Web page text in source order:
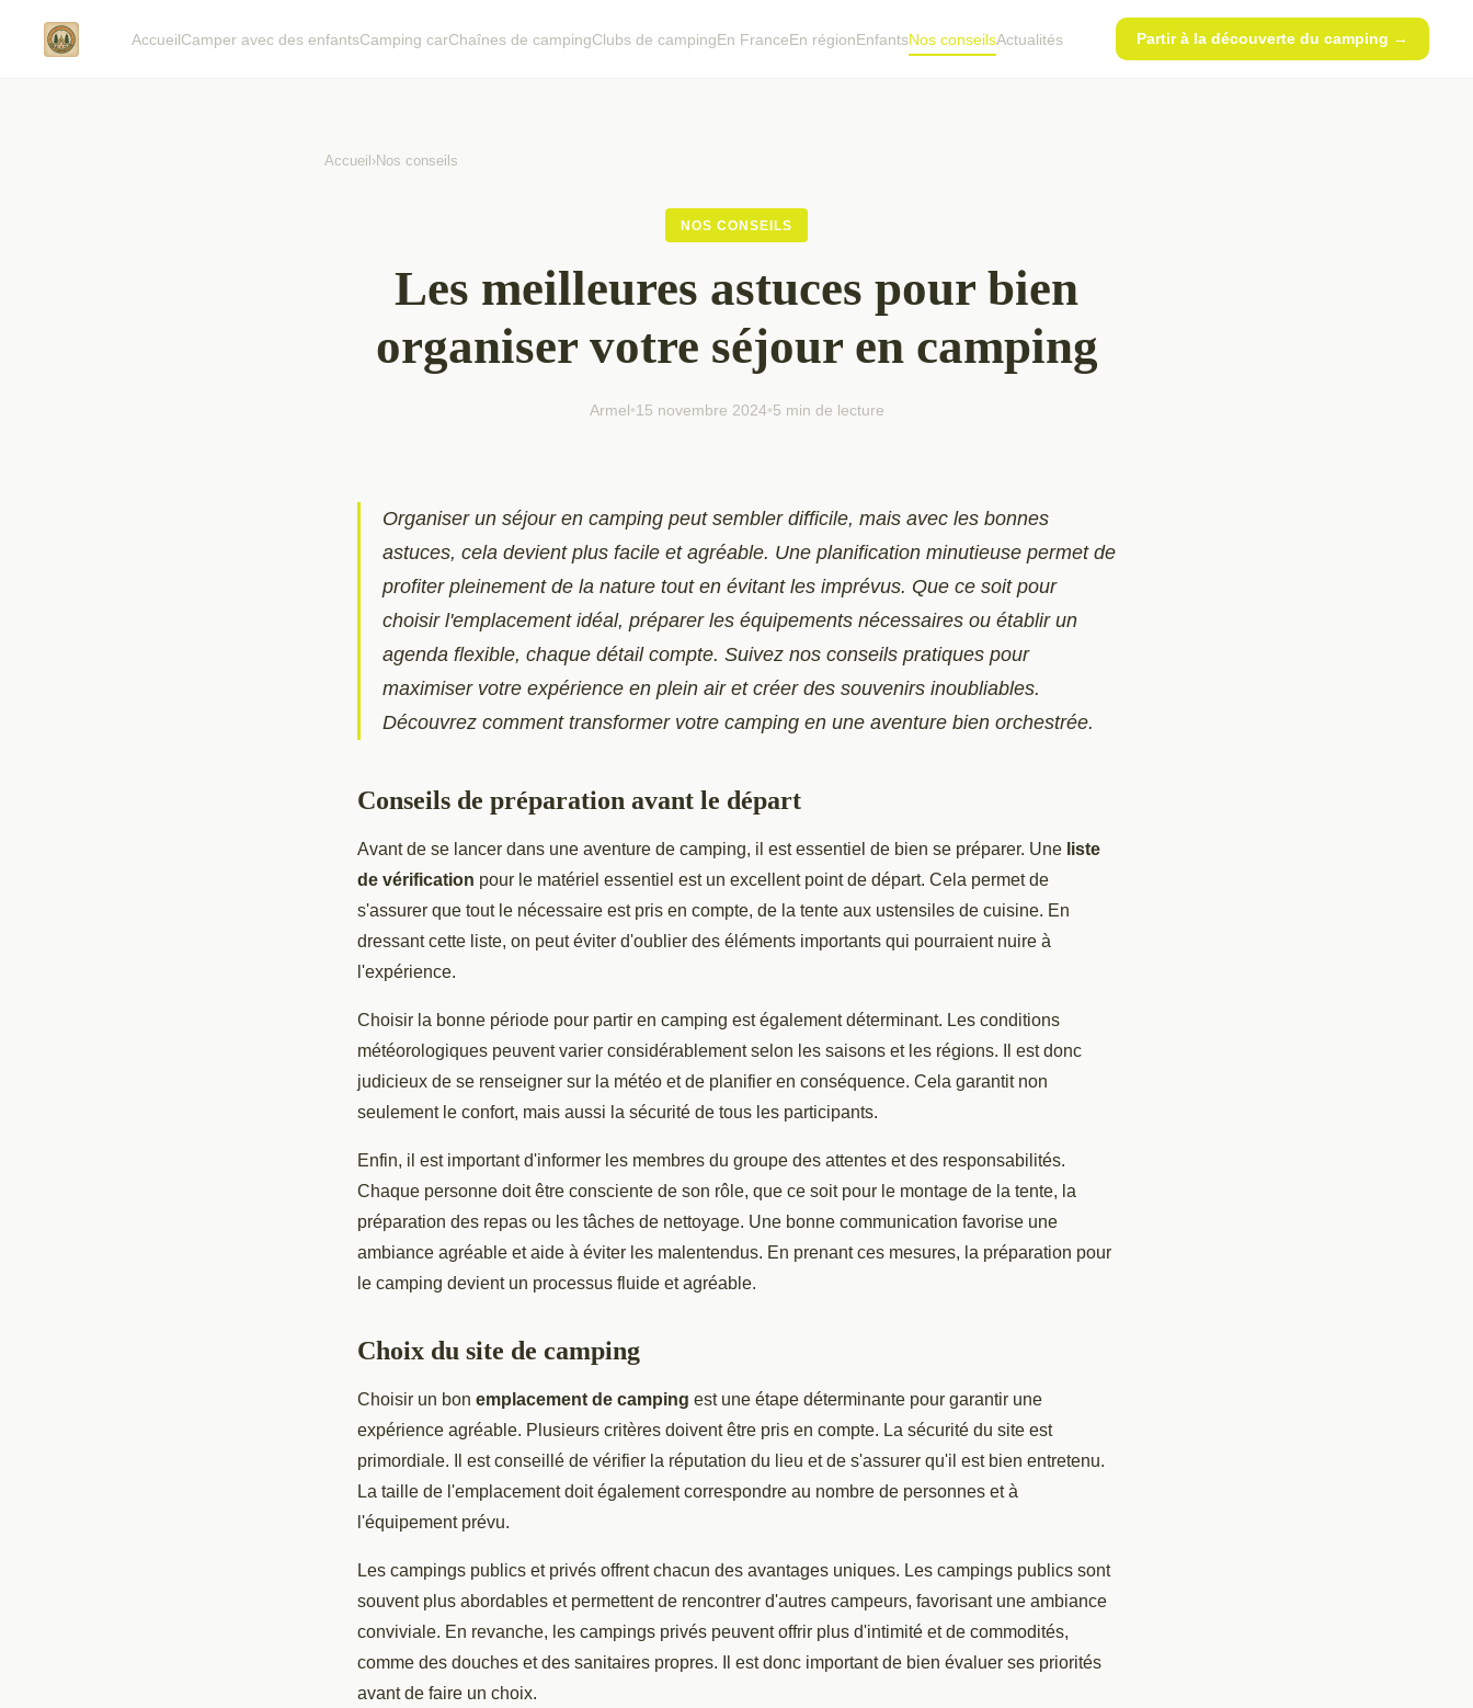
AccueilCamper avec des enfantsCamping carChaînes de campingClubs de campingEn FranceEn régionEnfantsNos conseilsActualités Partir à la découverte du camping →
Accueil ›Nos conseils
NOS CONSEILS
Les meilleures astuces pour bien
organiser votre séjour en camping
Armel•15 novembre 2024•5 min de lecture
Organiser un séjour en camping peut sembler difficile, mais avec les bonnes
astuces, cela devient plus facile et agréable. Une planification minutieuse permet de
profiter pleinement de la nature tout en évitant les imprévus. Que ce soit pour
choisir l'emplacement idéal, préparer les équipements nécessaires ou établir un
agenda flexible, chaque détail compte. Suivez nos conseils pratiques pour
maximiser votre expérience en plein air et créer des souvenirs inoubliables.
Découvrez comment transformer votre camping en une aventure bien orchestrée.
Conseils de préparation avant le départ
Avant de se lancer dans une aventure de camping, il est essentiel de bien se préparer. Une liste
de vérification pour le matériel essentiel est un excellent point de départ. Cela permet de
s'assurer que tout le nécessaire est pris en compte, de la tente aux ustensiles de cuisine. En
dressant cette liste, on peut éviter d'oublier des éléments importants qui pourraient nuire à
l'expérience.
Choisir la bonne période pour partir en camping est également déterminant. Les conditions
météorologiques peuvent varier considérablement selon les saisons et les régions. Il est donc
judicieux de se renseigner sur la météo et de planifier en conséquence. Cela garantit non
seulement le confort, mais aussi la sécurité de tous les participants.
Enfin, il est important d'informer les membres du groupe des attentes et des responsabilités.
Chaque personne doit être consciente de son rôle, que ce soit pour le montage de la tente, la
préparation des repas ou les tâches de nettoyage. Une bonne communication favorise une
ambiance agréable et aide à éviter les malentendus. En prenant ces mesures, la préparation pour
le camping devient un processus fluide et agréable.
Choix du site de camping
Choisir un bon emplacement de camping est une étape déterminante pour garantir une
expérience agréable. Plusieurs critères doivent être pris en compte. La sécurité du site est
primordiale. Il est conseillé de vérifier la réputation du lieu et de s'assurer qu'il est bien entretenu.
La taille de l'emplacement doit également correspondre au nombre de personnes et à
l'équipement prévu.
Les campings publics et privés offrent chacun des avantages uniques. Les campings publics sont
souvent plus abordables et permettent de rencontrer d'autres campeurs, favorisant une ambiance
conviviale. En revanche, les campings privés peuvent offrir plus d'intimité et de commodités,
comme des douches et des sanitaires propres. Il est donc important de bien évaluer ses priorités
avant de faire un choix.